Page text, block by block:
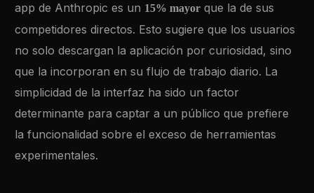
app de Anthropic es un 15% mayor que la de sus
competidores directos. Esto sugiere que los usuarios
no solo descargan la aplicación por curiosidad, sino
que la incorporan en su flujo de trabajo diario. La
simplicidad de la interfaz ha sido un factor
determinante para captar a un público que prefiere
la funcionalidad sobre el exceso de herramientas
experimentales.